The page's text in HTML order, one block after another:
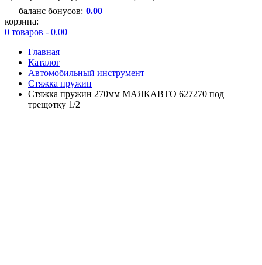
баланс бонусов: 0.00
корзина:
0 товаров - 0.00
Главная
Каталог
Автомобильный инструмент
Стяжка пружин
Стяжка пружин 270мм МАЯКАВТО 627270 под
трещотку 1/2